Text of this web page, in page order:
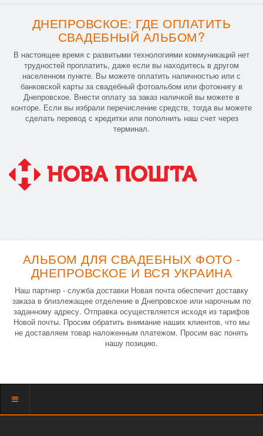
ДНЕПРОВСКОЕ: ГДЕ ОПЛАТИТЬ
СВАДЕБНЫЙ АЛЬБОМ?
В настоящее время с развитыми технологиями коммуникаций нет
трудностей проплатить, даже если вы находитесь в другом
населенном пункте. Вы можете оплатить наличностью или с
банковской карты за свадебный фотоальбом или фотокнигу в
Днепровское. Внести оплату за заказ наличкой вы можете в
конторе. Если вы избрали перечисление средств, тогда вы можете
сделать перевод с кредитки или пополнить наш счет через
терминал.
АЛЬБОМ ДЛЯ СВАДЕБНЫХ ФОТО -
ДНЕПРОВСКОЕ И ВСЯ УКРАИНА
Наш партнер - служба доставки Новая почта обеспечит доставку
заказа в близлежащее отделение в Днепровское или нарочным по
заданному адресу. Отправка осуществляется исходя из тарифов
Новой почты. Просим обратить внимание наших клиентов, что мы
не доставляем товар наложенным платежом. Просим вас понять
нашу позицию.
Показать